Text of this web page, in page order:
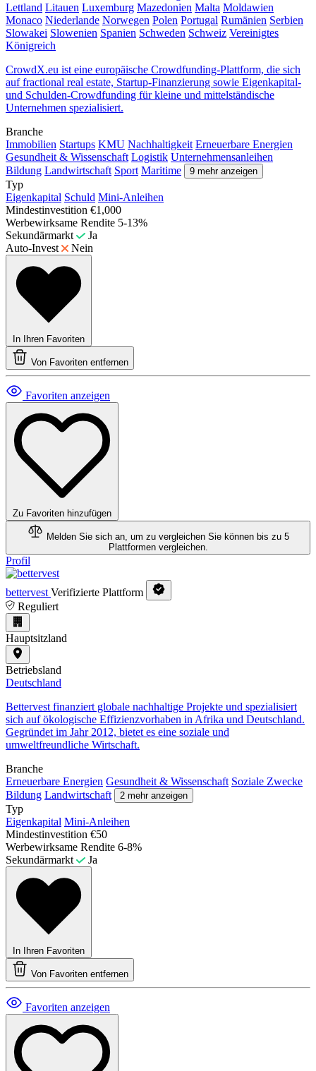
Lettland Litauen Luxemburg Mazedonien Malta Moldawien
Monaco Niederlande Norwegen Polen Portugal Rumänien Serbien
Slowakei Slowenien Spanien Schweden Schweiz Vereinigtes
Königreich
CrowdX.eu ist eine europäische Crowdfunding-Plattform, die sich
auf fractional real estate, Startup-Finanzierung sowie Eigenkapital-
und Schulden-Crowdfunding für kleine und mittelständische
Unternehmen spezialisiert.
Branche
Immobilien Startups KMU Nachhaltigkeit Erneuerbare Energien
Gesundheit & Wissenschaft Logistik Unternehmensanleihen
Bildung Landwirtschaft Sport Maritime 9 mehr anzeigen
Typ
Eigenkapital Schuld Mini-Anleihen
Mindestinvestition €1,000
Werbewirksame Rendite 5-13%
Sekundärmarkt
Ja
Auto-Invest
Nein
In Ihren Favoriten
Von Favoriten entfernen
Favoriten anzeigen
Zu Favoriten hinzufügen
Melden Sie sich an, um zu vergleichen Sie können bis zu 5
Plattformen vergleichen.
Profil
bettervest Verifizierte Plattform
Reguliert
Hauptsitzland
Betriebsland
Deutschland
Bettervest finanziert globale nachhaltige Projekte und spezialisiert
sich auf ökologische Effizienzvorhaben in Afrika und Deutschland.
Gegründet im Jahr 2012, bietet es eine soziale und
umweltfreundliche Wirtschaft.
Branche
Erneuerbare Energien Gesundheit & Wissenschaft Soziale Zwecke
Bildung Landwirtschaft 2 mehr anzeigen
Typ
Eigenkapital Mini-Anleihen
Mindestinvestition €50
Werbewirksame Rendite 6-8%
Sekundärmarkt
Ja
In Ihren Favoriten
Von Favoriten entfernen
Favoriten anzeigen